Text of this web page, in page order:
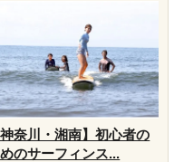
神奈川・湘南】初心者の
のサーフィンス...